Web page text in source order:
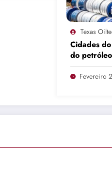
Texas
Cidades
do
produção
Fevereiro